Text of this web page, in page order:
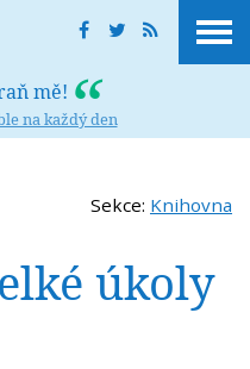
mě!
na každý den
Sekce: Knihovna
úkoly